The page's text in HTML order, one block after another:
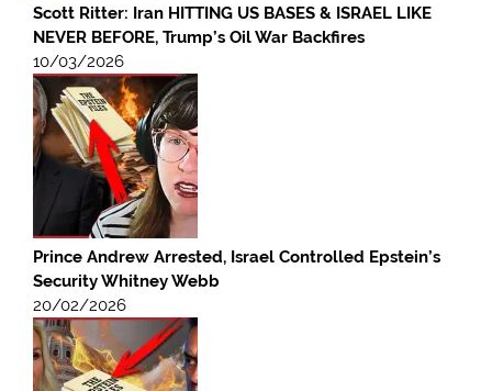
Scott Ritter: Iran HITTING US BASES & ISRAEL LIKE
NEVER BEFORE, Trump’s Oil War Backfires
10/03/2026
Prince Andrew Arrested, Israel Controlled Epstein’s
Security Whitney Webb
20/02/2026